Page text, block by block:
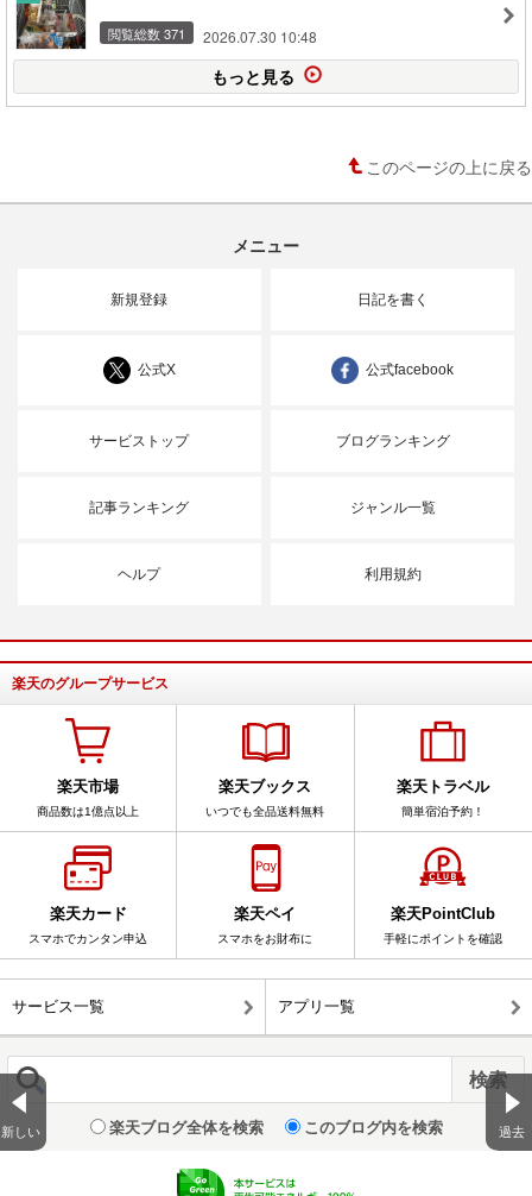
新しい 過去
閲覧総数 371 2026.07.30 10:48
もっと見る
このページの上に戻る
メニュー
新規登録 日記を書く
公式X 公式facebook
サービストップ ブログランキング
記事ランキング ジャンル一覧
ヘルプ 利用規約
楽天のグループサービス
楽天市場
商品数は1億点以上
楽天ブックス
いつでも全品送料無料
楽天トラベル
簡単宿泊予約！
楽天カード
スマホでカンタン申込
楽天ペイ
スマホをお財布に
楽天PointClub
手軽にポイントを確認
サービス一覧 アプリ一覧
楽天ブログ全体を検索 このブログ内を検索